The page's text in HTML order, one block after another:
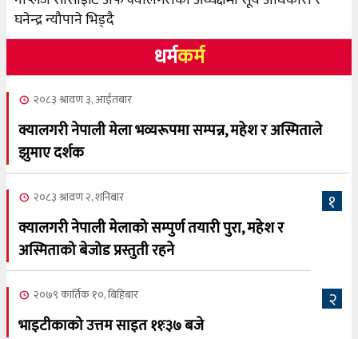
घनेन्द्र न्यौपाने भिड्दै
धर्मकर्म
२०८३ श्रावण ३, आईतबार
क्यालगरी नेपाली मेला भव्यरूपमा सम्पन्न, महेश र अस्मिताले
झुमाए दर्शक
१
२०८३ श्रावण २, शनिबार
क्यालगरी नेपाली मेलाको सम्पुर्ण तयारी पुरा, महेश र
अस्मिताको बेजोड प्रस्तुती रहने
२
२०७९ कार्तिक १०, बिहिबार
भाइटीकाको उत्तम साइत ११ः३७ बजे